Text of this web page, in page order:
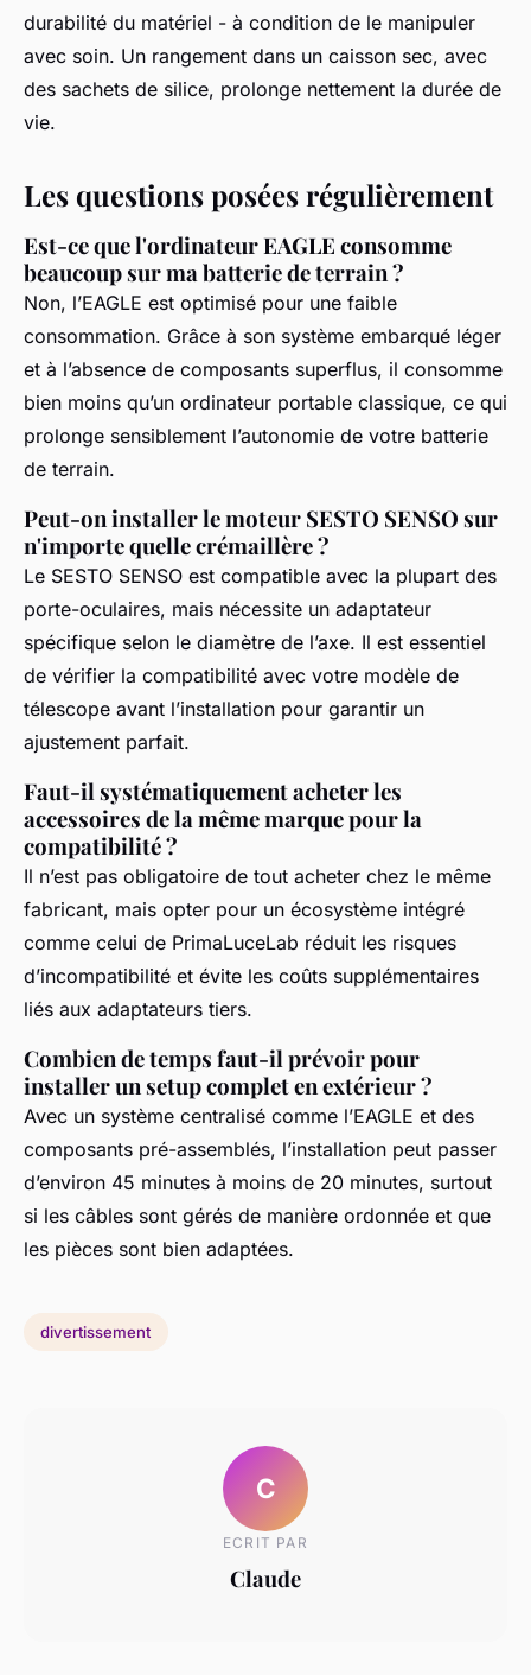
durabilité du matériel - à condition de le manipuler
avec soin. Un rangement dans un caisson sec, avec
des sachets de silice, prolonge nettement la durée de
vie.
Les questions posées régulièrement
Est-ce que l'ordinateur EAGLE consomme
beaucoup sur ma batterie de terrain ?
Non, l’EAGLE est optimisé pour une faible
consommation. Grâce à son système embarqué léger
et à l’absence de composants superflus, il consomme
bien moins qu’un ordinateur portable classique, ce qui
prolonge sensiblement l’autonomie de votre batterie
de terrain.
Peut-on installer le moteur SESTO SENSO sur
n'importe quelle crémaillère ?
Le SESTO SENSO est compatible avec la plupart des
porte-oculaires, mais nécessite un adaptateur
spécifique selon le diamètre de l’axe. Il est essentiel
de vérifier la compatibilité avec votre modèle de
télescope avant l’installation pour garantir un
ajustement parfait.
Faut-il systématiquement acheter les
accessoires de la même marque pour la
compatibilité ?
Il n’est pas obligatoire de tout acheter chez le même
fabricant, mais opter pour un écosystème intégré
comme celui de PrimaLuceLab réduit les risques
d’incompatibilité et évite les coûts supplémentaires
liés aux adaptateurs tiers.
Combien de temps faut-il prévoir pour
installer un setup complet en extérieur ?
Avec un système centralisé comme l’EAGLE et des
composants pré-assemblés, l’installation peut passer
d’environ 45 minutes à moins de 20 minutes, surtout
si les câbles sont gérés de manière ordonnée et que
les pièces sont bien adaptées.
divertissement
C
ECRIT PAR
Claude